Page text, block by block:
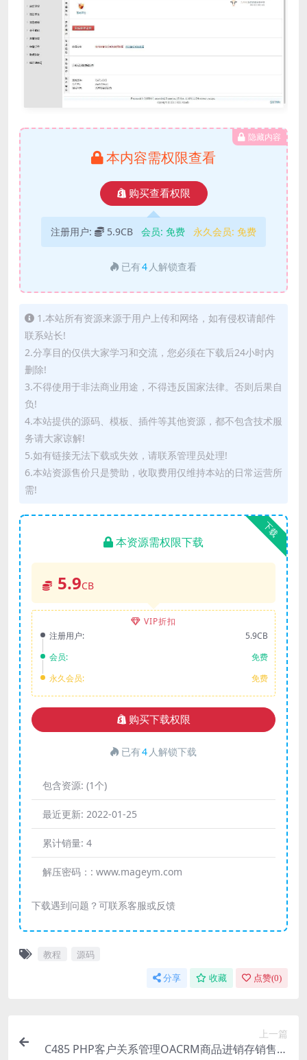
隐藏内容
本内容需权限查看
购买查看权限
注册用户: 5.9CB 会员: 免费 永久会员: 免费
已有4 人解锁查看
1.本站所有资源来源于用户上传和网络，如有侵权请邮件
联系站长!
2.分享目的仅供大家学习和交流，您必须在下载后24小时内
删除!
3.不得使用于非法商业用途，不得违反国家法律。否则后果自
负!
4.本站提供的源码、模板、插件等其他资源，都不包含技术服
务请大家谅解!
5.如有链接无法下载或失效，请联系管理员处理!
6.本站资源售价只是赞助，收取费用仅维持本站的日常运营所
需!
下载
本资源需权限下载
5.9CB
VIP折扣
注册用户:
5.9CB
会员:
免费
永久会员:
免费
购买下载权限
已有4 人解锁下载
包含资源: (1个)
最近更新: 2022-01-25
累计销量: 4
解压密码：: www.mageym.com
下载遇到问题？可联系客服或反馈
教程 源码
分享 收藏 点赞(0)
上一篇
C485 PHP客户关系管理OACRM商品进销存销售管